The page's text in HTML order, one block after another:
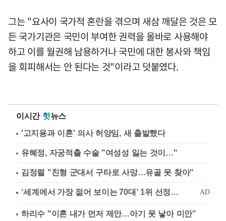
그는 "요사이 국가적 혼란을 겪으며 새삼 깨달은 것은 모
든 국가기관은 국민이 부여한 권력을 올바로 사용해야
하고 이를 월권해 남용하거나 국민에 대한 봉사와 책임
을 회피해서는 안 된다는 것"이라고 덧붙였다.
이시간 핫뉴스
'고지용과 이혼' 의사 허양임, 새 출발했다
유혜정, 자궁적출 수술 "여성성 잃는 것이…"
김정렬 "친형 군대서 구타로 사망…유골 못 찾아"
하리수 "이혼 내가 먼저 제안…아기 못 낳아 미안"